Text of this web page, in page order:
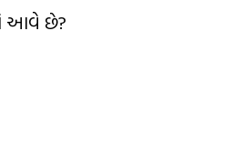
આવે છે?